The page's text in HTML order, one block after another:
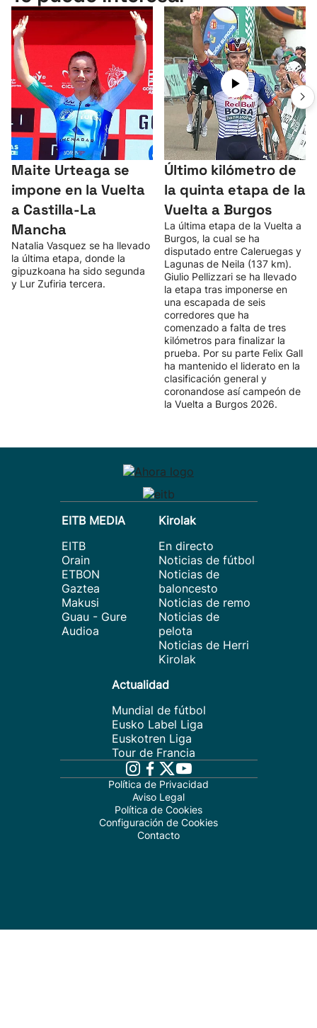
Maite Urteaga se
impone en la Vuelta
a Castilla-La
Mancha
Natalia Vasquez se ha llevado
la última etapa, donde la
gipuzkoana ha sido segunda
y Lur Zufiria tercera.
Último kilómetro de
la quinta etapa de la
Vuelta a Burgos
La última etapa de la Vuelta a
Burgos, la cual se ha
disputado entre Caleruegas y
Lagunas de Neila (137 km).
Giulio Pellizzari se ha llevado
la etapa tras imponerse en
una escapada de seis
corredores que ha
comenzado a falta de tres
kilómetros para finalizar la
prueba. Por su parte Felix Gall
ha mantenido el liderato en la
clasificación general y
coronandose así campeón de
la Vuelta a Burgos 2026.
EITB MEDIA
EITB
Orain
ETBON
Gaztea
Makusi
Guau - Gure
Audioa
Kirolak
En directo
Noticias de fútbol
Noticias de
baloncesto
Noticias de remo
Noticias de
pelota
Noticias de Herri
Kirolak
Actualidad
Mundial de fútbol
Eusko Label Liga
Euskotren Liga
Tour de Francia
Política de Privacidad
Aviso Legal
Política de Cookies
Configuración de Cookies
Contacto